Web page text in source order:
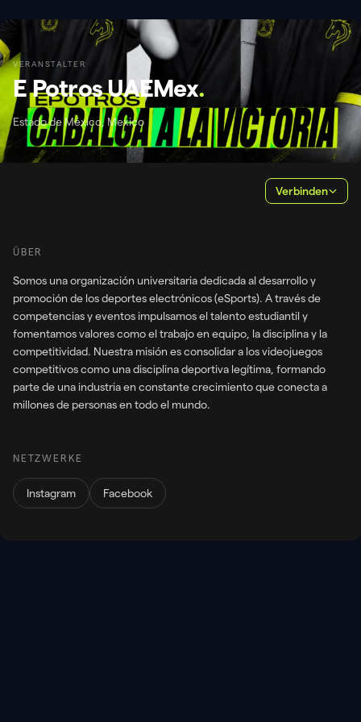
VERANSTALTER
E Potros UAEMex.
Estado de México, Mexico
Verbinden
ÜBER
Somos una organización universitaria dedicada al desarrollo y
promoción de los deportes electrónicos (eSports). A través de
competencias y eventos impulsamos el talento estudiantil y
fomentamos valores como el trabajo en equipo, la disciplina y la
competitividad. Nuestra misión es consolidar a los videojuegos
competitivos como una disciplina deportiva legítima, formando
parte de una industria en constante crecimiento que conecta a
millones de personas en todo el mundo.
NETZWERKE
Instagram Facebook